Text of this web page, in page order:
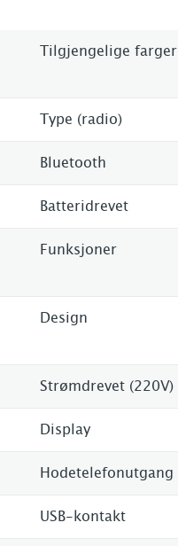
Tilgjengelige farger
Type (radio)
Bluetooth
Batteridrevet
Funksjoner
Design
Strømdrevet (220V)
Display
Hodetelefonutgang
USB-kontakt